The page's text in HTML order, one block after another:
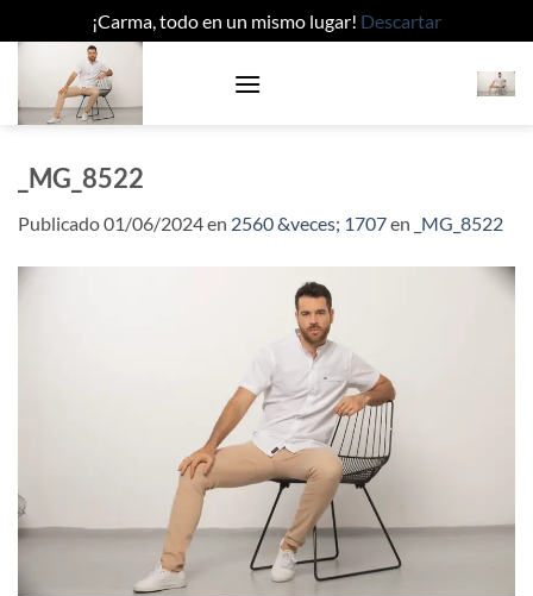
¡Carma, todo en un mismo lugar! Descartar
Saltar
contenido
_MG_8522
Publicado01/06/2024en 2560 &veces; 1707en _MG_8522